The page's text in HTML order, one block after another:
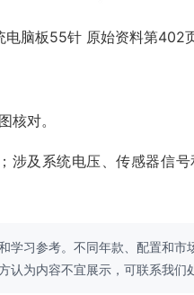
电脑板55针 原始资料第402
核对。
涉及系统电压、传感器信号
学习参考。不同年款、配置和市
为内容不宜展示，可联系我们